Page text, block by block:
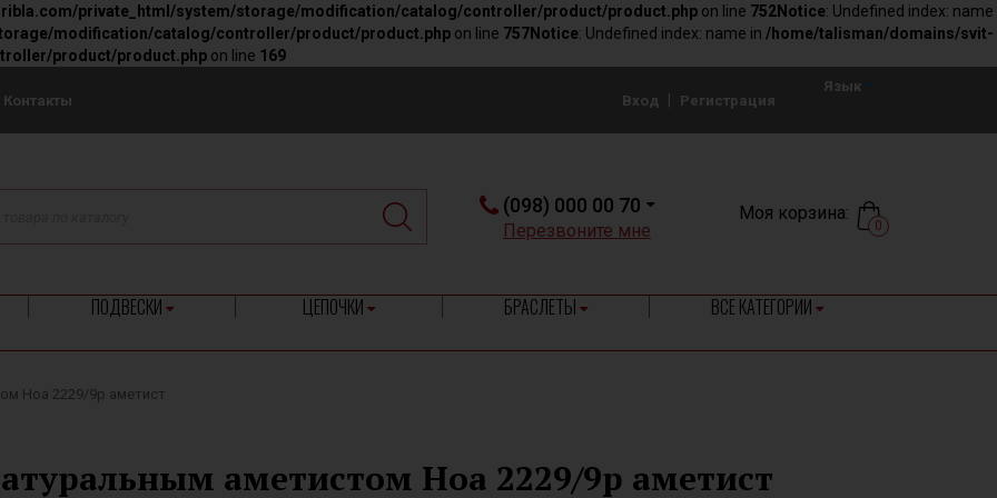
private_html/system/storage/modification/catalog/controller/product/product.php on line 752Notice: Undefined index: name
modification/catalog/controller/product/product.php on line 757Notice: Undefined index: name in /home/talisman/domains/svit-
product/product.php on line 169
Контакты Вход Регистрация
Язык
(098) 000 00 70
Перезвоните мне
Моя корзина:
0
ПОДВЕСКИ ЦЕПОЧКИ БРАСЛЕТЫ ВСЕ КАТЕГОРИИ
Ноа 2229/9р аметист
аметистом Ноа 2229/9р аметист